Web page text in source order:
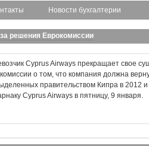
Новости бухгалтерии
решения Еврокомиссии
Cyprus Airways прекращает свое
о том, что компания должна
правительством Кипра в 2012 и
Cyprus Airways в пятницу, 9 января.